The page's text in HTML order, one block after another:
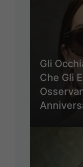
Gli
Che Gli